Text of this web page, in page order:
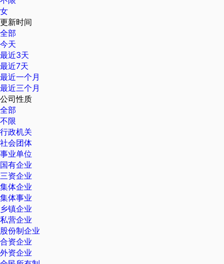
女
更新时间
全部
今天
最近3天
最近7天
最近一个月
最近三个月
公司性质
全部
不限
行政机关
社会团体
事业单位
国有企业
三资企业
集体企业
集体事业
乡镇企业
私营企业
股份制企业
合资企业
外资企业